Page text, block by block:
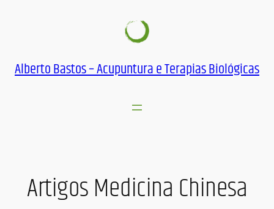
Alberto Bastos – Acupuntura e Terapias Biológicas
Artigos Medicina Chinesa